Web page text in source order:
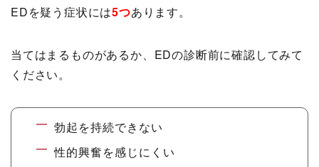
EDを疑う症状には5つあります。
当てはまるものがあるか、EDの診断前に確認してみて
ください。
勃起を持続できない
性的興奮を感じにくい